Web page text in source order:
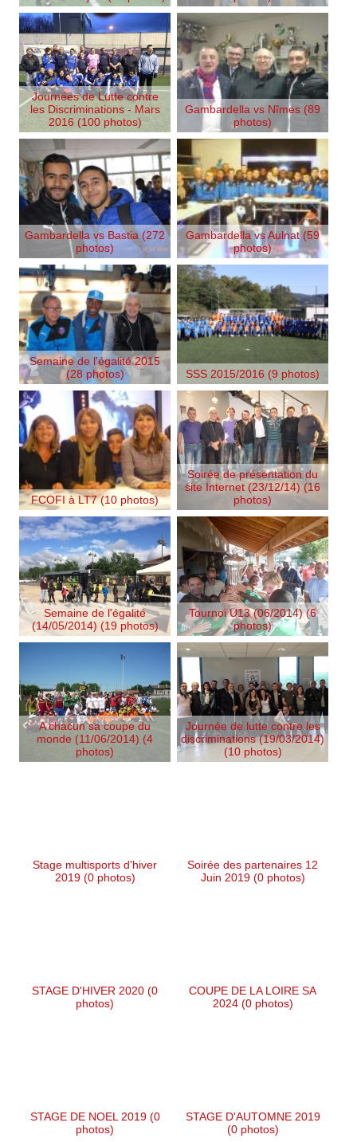
Journées de Lutte contre
les Discriminations - Mars
2016 (100 photos)
Gambardella vs Nîmes (89
photos)
Gambardella vs Bastia (272
photos)
Gambardella vs Aulnat (59
photos)
Semaine de l'égalité 2015
(28 photos)
SSS 2015/2016 (9 photos)
FCOFI à LT7 (10 photos)
Soirée de présentation du
site Internet (23/12/14) (16
photos)
Semaine de l'égalité
(14/05/2014) (19 photos)
Tournoi U13 (06/2014) (6
photos)
A chacun sa coupe du
monde (11/06/2014) (4
photos)
Journée de lutte contre les
discriminations (19/03/2014)
(10 photos)
Stage multisports d'hiver
2019 (0 photos)
Soirée des partenaires 12
Juin 2019 (0 photos)
STAGE D'HIVER 2020 (0
photos)
COUPE DE LA LOIRE SA
2024 (0 photos)
STAGE DE NOEL 2019 (0
photos)
STAGE D'AUTOMNE 2019
(0 photos)